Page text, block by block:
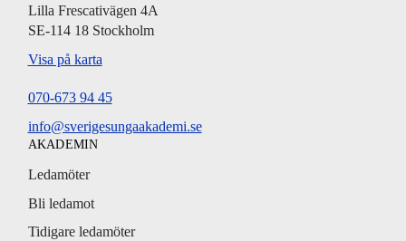
Lilla Frescativägen 4A
SE-114 18 Stockholm
Visa på karta
070-673 94 45
info@sverigesungaakademi.se
AKADEMIN
Ledamöter
Bli ledamot
Tidigare ledamöter